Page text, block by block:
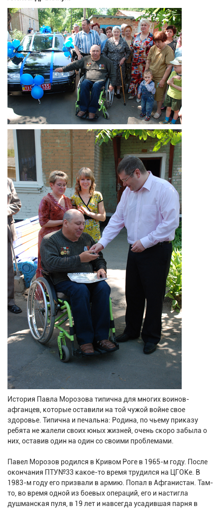
История Павла Морозова типична для многих воинов-
афганцев, которые оставили на той чужой войне свое
здоровье. Типична и печальна: Родина, по чьему приказу
ребята не жалели своих юных жизней, очень скоро забыла о
них, оставив один на один со своими проблемами.
Павел Морозов родился в Кривом Роге в 1965-м году. После
окончания ПТУ№33 какое-то время трудился на ЦГОКе. В
1983-м году его призвали в армию. Попал в Афганистан. Там-
то, во время одной из боевых операций, его и настигла
душманская пуля, в 19 лет и навсегда усадившая парня в